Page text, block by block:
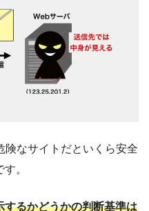
険なサイトだといくら安全
。
るかどうかの判断基準は